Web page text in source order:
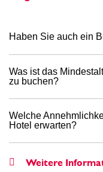
Haben Sie auch ein
Was ist das
zu buchen?
Welche
Hotel erwarten?
Weitere